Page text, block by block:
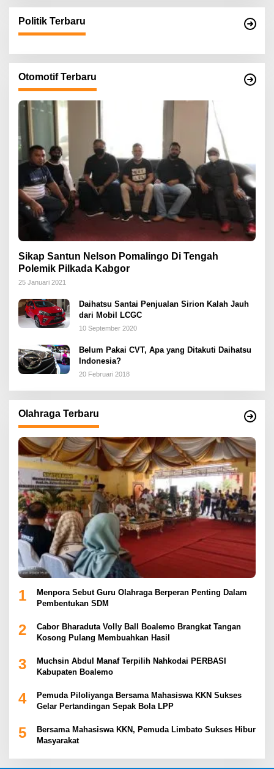
Politik Terbaru
Otomotif Terbaru
Sikap Santun Nelson Pomalingo Di Tengah
Polemik Pilkada Kabgor
25 Januari 2021
Daihatsu Santai Penjualan Sirion Kalah Jauh
dari Mobil LCGC
10 September 2020
Belum Pakai CVT, Apa yang Ditakuti Daihatsu
Indonesia?
20 Februari 2018
Olahraga Terbaru
1
Menpora Sebut Guru Olahraga Berperan Penting Dalam
Pembentukan SDM
2
Cabor Bharaduta Volly Ball Boalemo Brangkat Tangan
Kosong Pulang Membuahkan Hasil
3
Muchsin Abdul Manaf Terpilih Nahkodai PERBASI
Kabupaten Boalemo
4
Pemuda Piloliyanga Bersama Mahasiswa KKN Sukses
Gelar Pertandingan Sepak Bola LPP
5
Bersama Mahasiswa KKN, Pemuda Limbato Sukses Hibur
Masyarakat